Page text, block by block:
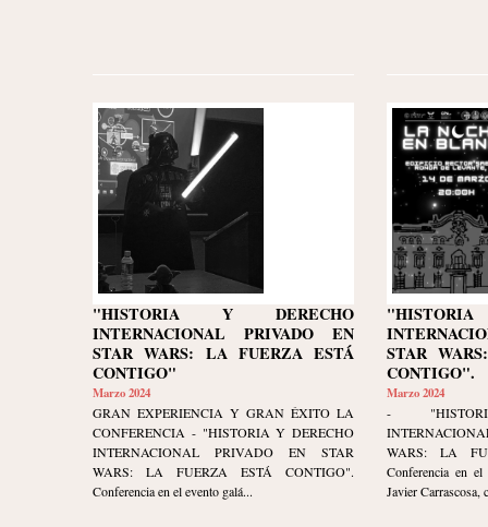
"HISTORIA Y DERECHO
INTERNACIONAL PRIVADO EN
STAR WARS: LA FUERZA ESTÁ
CONTIGO"
Marzo 2024
GRAN EXPERIENCIA Y GRAN ÉXITO LA
CONFERENCIA - "HISTORIA Y DERECHO
INTERNACIONAL PRIVADO EN STAR
WARS: LA FUERZA ESTÁ CONTIGO".
Conferencia en el evento galá...
STAR
CONTIGO".
Marzo 2024
-
WARS: LA
Conferencia en
Javier